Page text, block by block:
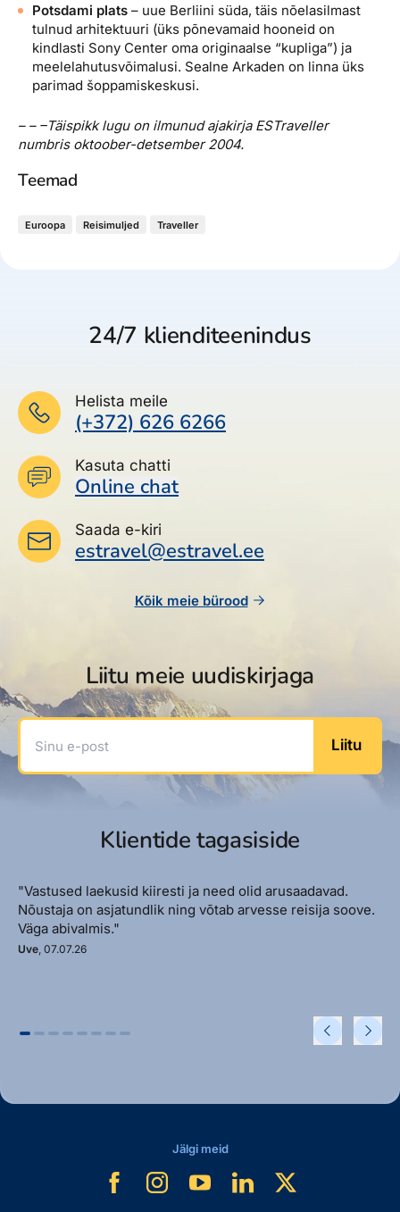
Potsdami plats – uue Berliini süda, täis nõelasilmast
tulnud arhitektuuri (üks põnevamaid hooneid on
kindlasti Sony Center oma originaalse “kupliga”) ja
meelelahutusvõimalusi. Sealne Arkaden on linna üks
parimad šoppamiskeskusi.
– – –Täispikk lugu on ilmunud ajakirja ESTraveller
numbris oktoober-detsember 2004.
Teemad
Euroopa Reisimuljed Traveller
24/7 klienditeenindus
Helista meile
(+372) 626 6266
Kasuta chatti
Online chat
Saada e-kiri
estravel@estravel.ee
Kõik meie bürood
Liitu meie uudiskirjaga
Sinu e-post
Liitu
Klientide tagasiside
"Vastused laekusid kiiresti ja need olid arusaadavad.
Nõustaja on asjatundlik ning võtab arvesse reisija soove.
Väga abivalmis."
Uve , 07.07.26
Jälgi meid